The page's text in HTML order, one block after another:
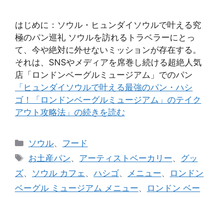
はじめに：ソウル・ヒュンダイソウルで叶える究
極のパン巡礼 ソウルを訪れるトラベラーにとっ
て、今や絶対に外せないミッションが存在する。
それは、SNSやメディアを席巻し続ける超絶人気
店「ロンドンベーグルミュージアム」でのパン
「ヒュンダイソウルで叶える最強のパン・ハシ
ゴ！「ロンドンベーグルミュージアム」のテイク
アウト攻略法」の続きを読む
カ
テ
ゴ
リ
ー
ソウル、 フード
タ
グ
お土産パン、 アーティストベーカリー、 グッ
ズ、 ソウル カフェ 、 ハシゴ、 メニュー、
ロンドン
ベーグル ミュージアム メニュー、
ロンドン ベー